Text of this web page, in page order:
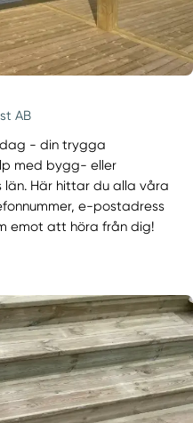
AB
- din trygga
med bygg- eller
Här hittar du alla våra
e-postadress
emot att höra från dig!